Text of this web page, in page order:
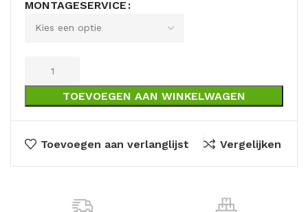
MONTAGESERVICE
TOEVOEGEN AAN WINKELWAGEN
Toevoegen aan verlanglijst Vergelijken